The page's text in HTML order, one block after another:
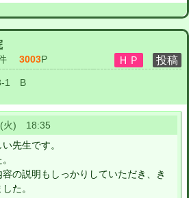
3003P
1 B
火) 18:35
先生です。
の説明もしっかりしていただき、き
た。